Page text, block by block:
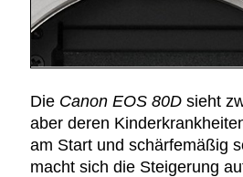
Die Canon EOS 80D sieht
aber deren
am Start und schärfemäßig
macht sich die Steigerung